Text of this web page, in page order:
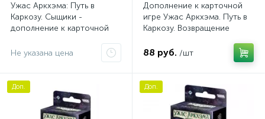
Ужас Аркхэма: Путь в
Каркозу. Сыщики -
дополнение к карточной
Не указана цена
Дополнение к карточной
игре Ужас Аркхэма. Путь в
Каркозу. Возвращение
88 руб. /шт
Доп. Доп.